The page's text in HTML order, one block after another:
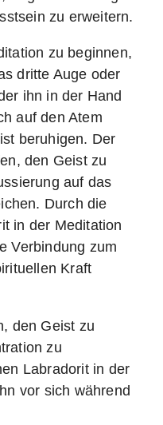
zu erweitern.
zu beginnen,
dritte Auge oder
ihn in der Hand
auf den Atem
beruhigen. Der
den Geist zu
auf das
Durch die
in der Meditation
Verbindung zum
Kraft
den Geist zu
zu
Labradorit in der
vor sich während